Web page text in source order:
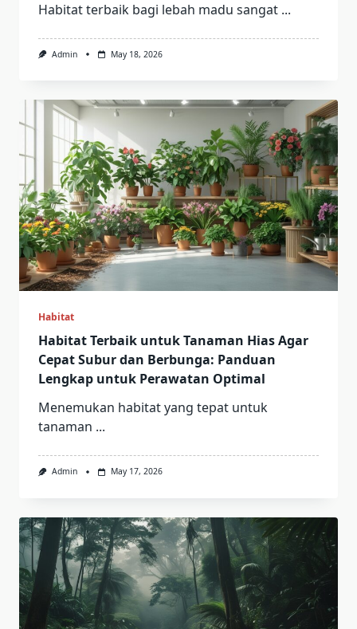
Habitat terbaik bagi lebah madu sangat ...
Admin May 18, 2026
Habitat
Habitat Terbaik untuk Tanaman Hias Agar
Cepat Subur dan Berbunga: Panduan
Lengkap untuk Perawatan Optimal
Menemukan habitat yang tepat untuk
tanaman ...
Admin May 17, 2026